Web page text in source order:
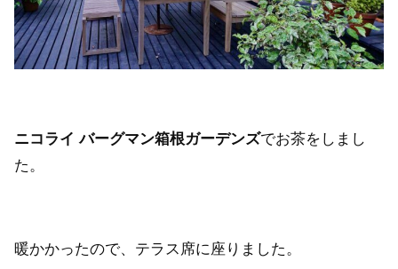
ニコライ バーグマン箱根ガーデンズでお茶をしまし
た。
暖かかったので、テラス席に座りました。